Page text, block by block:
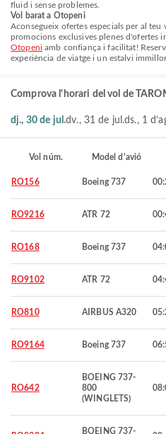
fluid i sense problemes.
Vol barat a Otopeni
Aconsegueix ofertes especials per al
promocions exclusives plenes d'ofertes
Otopeni amb confiança i facilitat!
experiència de viatge i un estalvi
Comprova l'horari del vol de
dj., 30 de jul.dv., 31 de jul.ds., 1
Vol núm. Model d'avió
RO156 Boeing 737
RO9216 ATR 72
RO168 Boeing 737
RO9102 ATR 72
RO810 AIRBUS A320
RO9164 Boeing 737
RO642
BOEING 737-
800
(WINGLETS)
BOEING 737-